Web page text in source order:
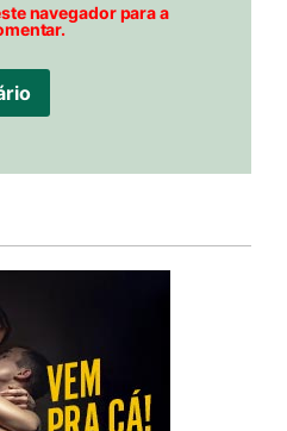
navegador para a